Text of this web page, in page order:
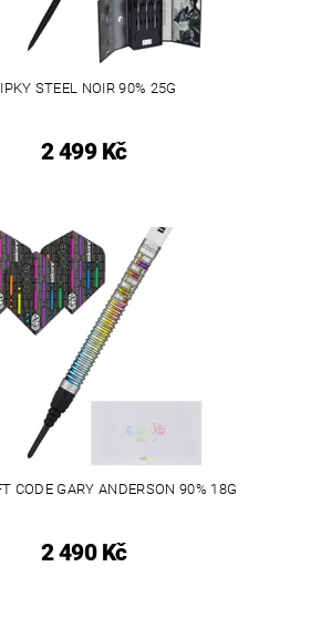
STEEL NOIR 90% 25G
2 499 Kč
CODE GARY ANDERSON 90% 18G
2 490 Kč